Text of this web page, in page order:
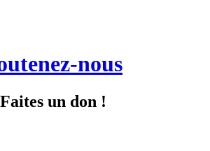
nous
Faites un don !